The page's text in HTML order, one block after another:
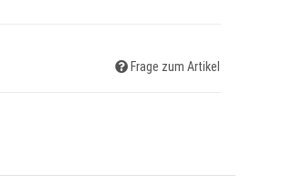
Frage zum Artikel